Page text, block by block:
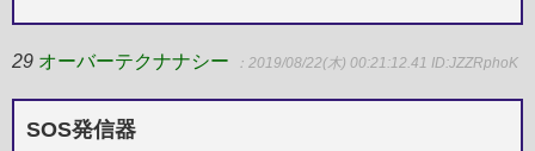
29 オーバーテクナナシー ：2019/08/22(木) 00:21:12.41 ID:JZZRphoK
SOS発信器